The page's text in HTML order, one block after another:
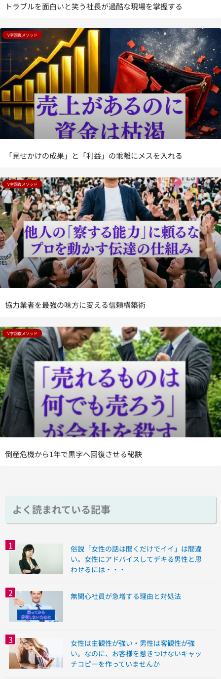
トラブルを面白いと笑う社長が過酷な現場を掌握する
V字回復メソッド
「見せかけの成果」と「利益」の乖離にメスを入れる
V字回復メソッド
協力業者を最強の味方に変える信頼構築術
V字回復メソッド
倒産危機から1年で黒字へ回復させる秘訣
よく読まれている記事
俗説「女性の話は聞くだけでイイ」は間違
い。女性にアドバイスしてデキる男性と思
わせるには・・・
無関心社員が急増する理由と対処法
女性は主観性が強い・男性は客観性が強
い。なのに、お客様を惹きつけないキャッ
チコピーを作っていませんか